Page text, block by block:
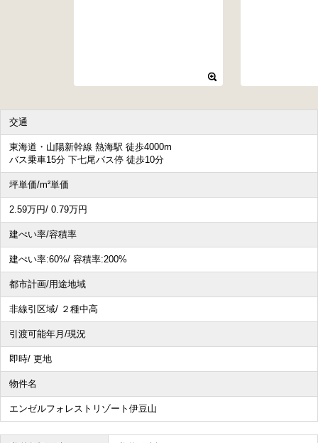
その他、こだわり条件で探す
交通
東海道・山陽新幹線 熱海駅 徒歩4000m
バス乗車15分 下七尾バス停 徒歩10分
坪単価/m²単価
2.59万円/ 0.79万円
建ぺい率/容積率
建ぺい率:60%/ 容積率:200%
都市計画/用途地域
非線引区域/ ２種中高
引渡可能年月/現況
即時/ 更地
物件名
エンゼルフォレストリゾート伊豆山